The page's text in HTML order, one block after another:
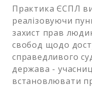
Практика ЄСПЛ
реалізовуючи
захист прав
свобод щодо
справедливого
держава -
встановлювати